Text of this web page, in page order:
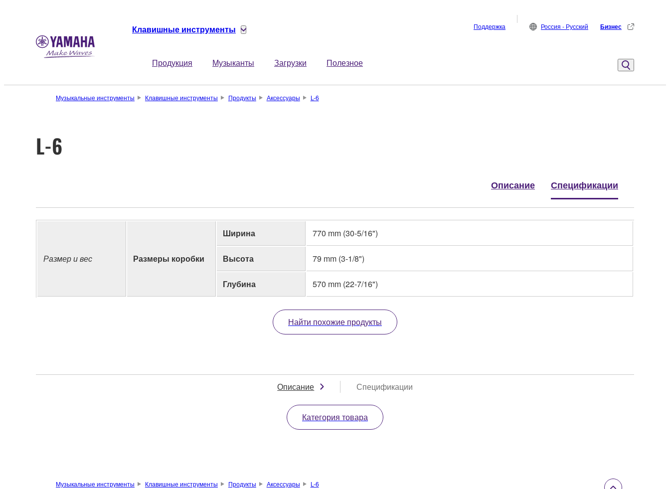
Клавишные инструменты
Продукция Музыканты Загрузки Полезное
Поддержка Россия - Русский Бизнес
Музыкальные инструменты Клавишные инструменты Продукты Аксессуары L-6
L-6
Описание Спецификации
Размер и вес Размеры коробки
Ширина 770 mm (30-5/16")
Высота 79 mm (3-1/8")
Глубина 570 mm (22-7/16")
Найти похожие продукты
Описание Спецификации
Категория товара
Музыкальные инструменты Клавишные инструменты Продукты Аксессуары L-6